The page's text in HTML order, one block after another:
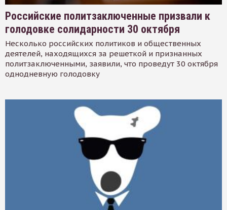
Российские политзаключенные призвали к
голодовке солидарности 30 октября
Несколько российских политиков и общественных
деятелей, находящихся за решеткой и признанных
политзаключенными, заявили, что проведут 30 октября
однодневную голодовку